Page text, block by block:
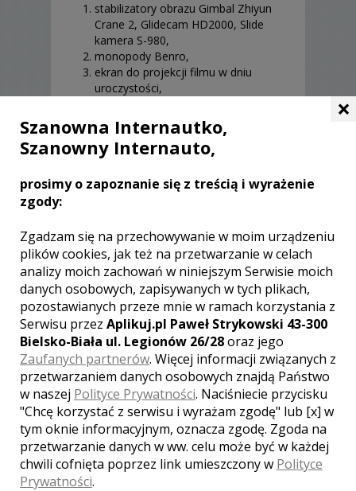
stabilizatory obrazu Gimbal Zhiyun
Crane 2, Glidecam HD2000, Slide
kamera S-980,
monopody Benro,
ekran do projekcji filmu w dniu
uroczystości,
fotobudka lustro.
[ brak komentarzy ]
Zobacz także innych
kamerzystów
×
Szanowna Internautko,
Szanowny Internauto,
prosimy o zapoznanie się z treścią i wyrażenie
zgody:
Zgadzam się na przechowywanie w moim urządzeniu
plików cookies, jak też na przetwarzanie w celach
analizy moich zachowań w niniejszym Serwisie moich
danych osobowych, zapisywanych w tych plikach,
pozostawianych przeze mnie w ramach korzystania z
Serwisu przez Aplikuj.pl Paweł Strykowski 43-300
Bielsko-Biała ul. Legionów 26/28oraz jego
Zaufanych partnerów. Więcej informacji związanych z
przetwarzaniem danych osobowych znajdą Państwo
w naszej Polityce Prywatności. Naciśniecie przycisku
"Chcę korzystać z serwisu i wyrażam zgodę" lub [x] w
tym oknie informacyjnym, oznacza zgodę. Zgoda na
przetwarzanie danych w ww. celu może być w każdej
chwili cofnięta poprzez link umieszczony w Polityce
Prywatności.